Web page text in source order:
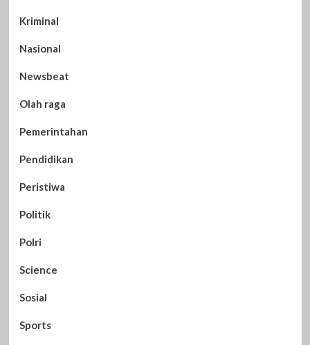
Kriminal
Nasional
Newsbeat
Olah raga
Pemerintahan
Pendidikan
Peristiwa
Politik
Polri
Science
Sosial
Sports